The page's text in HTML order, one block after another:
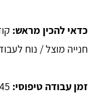
כדאי להכין מראש:
חנייה מוצל / נוח
זמן עבודה טיפוסי: